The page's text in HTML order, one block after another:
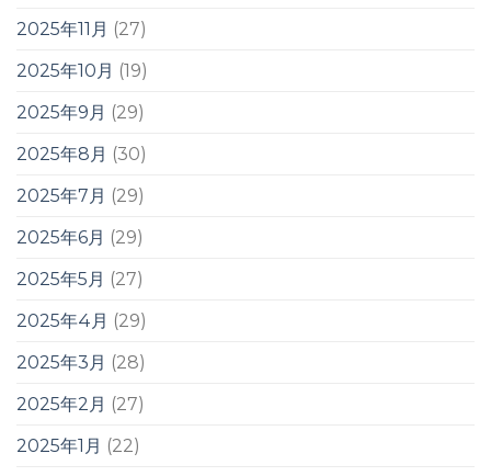
2025年11月 (27)
2025年10月 (19)
2025年9月 (29)
2025年8月 (30)
2025年7月 (29)
2025年6月 (29)
2025年5月 (27)
2025年4月 (29)
2025年3月 (28)
2025年2月 (27)
2025年1月 (22)